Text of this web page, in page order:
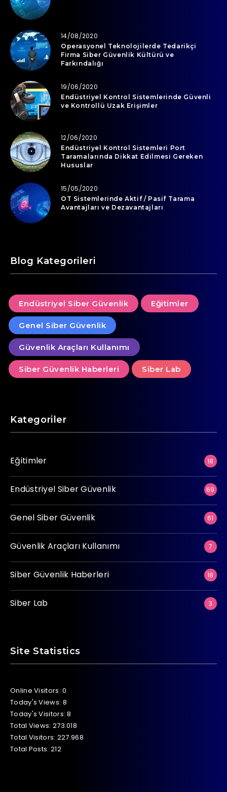
14/08/2020
Operasyonel Teknolojilerde Tedarikçi
Firma Siber Güvenlik Kültürü ve
Farkındalığı
19/06/2020
Endüstriyel Kontrol Sistemlerinde Güvenli
ve Kontrollü Uzak Erişimler
12/06/2020
Endüstriyel Kontrol Sistemleri Port
Taramalarında Dikkat Edilmesi Gereken
Hususlar
15/05/2020
OT Sistemlerinde Aktif / Pasif Tarama
Avantajları ve Dezavantajları
Blog Kategorileri
Endüstriyel Siber Güvenlik Eğitimler
Genel Siber Güvenlik
Güvenlik Araçları Kullanımı
Siber Güvenlik Haberleri Siber Lab
Kategoriler
Eğitimler 18
Endüstriyel Siber Güvenlik 69
Genel Siber Güvenlik 61
Güvenlik Araçları Kullanımı 7
Siber Güvenlik Haberleri 18
Siber Lab 3
Site Statistics
Online Visitors:0
Today's Views: 8
Today's Visitors:8
Total Views: 273.018
Total Visitors: 227.968
Total Posts: 212